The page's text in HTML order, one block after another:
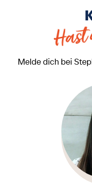
Melde dich bei